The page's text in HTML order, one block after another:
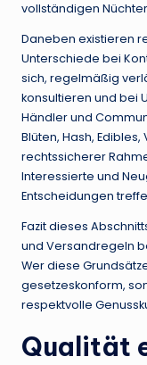
vollständigen
Daneben existieren
Unterschiede bei
sich, regelmäßig
konsultieren und bei
Händler und
Blüten, Hash,
rechtssicherer
Interessierte und
Entscheidungen
Fazit dieses
und Versandregeln
Wer diese
gesetzeskonform,
respektvolle
Qualität